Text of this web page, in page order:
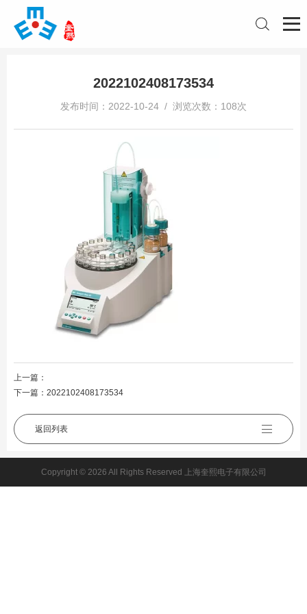
2022102408173534
发布时间：2022-10-24 / 浏览次数：108次
上一篇：
下一篇： 2022102408173534
返回列表
Copyright © 2026 All Rights Reserved 上海奎熙电子有限公司